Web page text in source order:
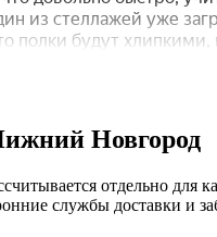
Новгород
отдельно для
службы доставки и